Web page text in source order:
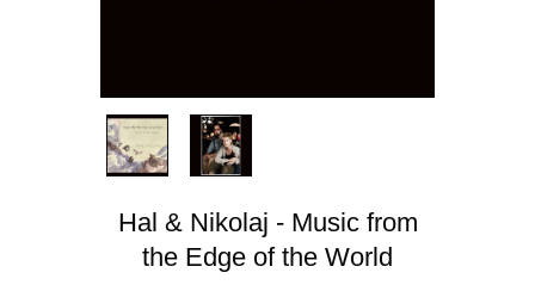
Hal & Nikolaj - Music from
the Edge of the World